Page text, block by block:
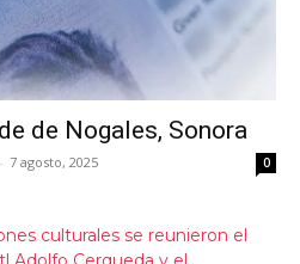
de Nogales, Sonora
- 7 agosto, 2025 0